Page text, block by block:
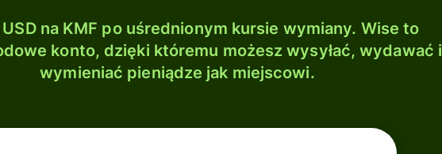
na KMF po uśrednionym kursie wymiany. Wise to
konto, dzięki któremu możesz wysyłać, wydawać i
wymieniać pieniądze jak miejscowi.